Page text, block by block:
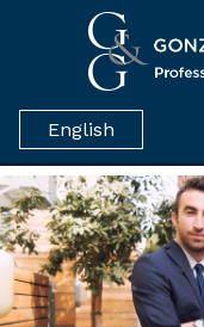
English